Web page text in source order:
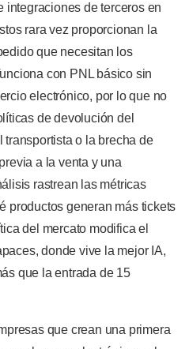
integraciones de terceros en
rara vez proporcionan la
que necesitan los
con PNL básico sin
electrónico, por lo que no
de devolución del
o la brecha de
a la venta y una
rastrean las métricas
productos generan más tickets
del mercato modifica el
donde vive la mejor IA,
que la entrada de 15
que crean una primera